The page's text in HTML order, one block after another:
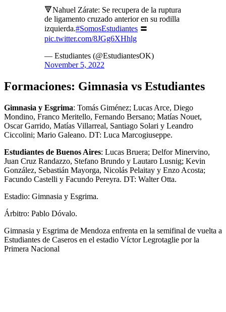
🔻Nahuel Zárate: Se recupera de la ruptura
de ligamento cruzado anterior en su rodilla
izquierda.#SomosEstudiantes 〓
pic.twitter.com/8JGg6XHhlg
— Estudiantes (@EstudiantesOK)
November 5, 2022
Formaciones: Gimnasia vs Estudiantes
Gimnasia y Esgrima: Tomás Giménez; Lucas Arce, Diego
Mondino, Franco Meritello, Fernando Bersano; Matías Nouet,
Oscar Garrido, Matías Villarreal, Santiago Solari y Leandro
Ciccolini; Mario Galeano. DT: Luca Marcogiuseppe.
Estudiantes de Buenos Aires: Lucas Bruera; Delfor Minervino,
Juan Cruz Randazzo, Stefano Brundo y Lautaro Lusnig; Kevin
González, Sebastián Mayorga, Nicolás Pelaitay y Enzo Acosta;
Facundo Castelli y Facundo Pereyra. DT: Walter Otta.
Estadio: Gimnasia y Esgrima.
Árbitro: Pablo Dóvalo.
Gimnasia y Esgrima de Mendoza enfrenta en la semifinal de vuelta a
Estudiantes de Caseros en el estadio Víctor Legrotaglie por la
Primera Nacional